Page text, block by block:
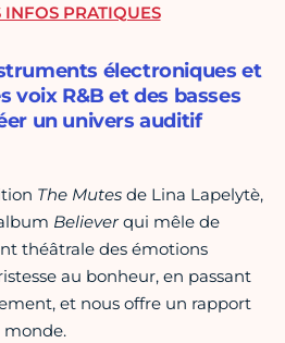
électroniques et
voix R&B et des basses
un univers auditif
The Mutes de Lina Lapelytè,
Believerqui mêle de
théâtrale des émotions
au bonheur, en passant
et nous offre un rapport
monde.
INFOS PRATIQUES